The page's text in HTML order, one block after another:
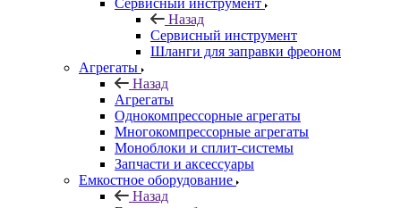
Сервисный инструмент
Назад
Сервисный инструмент
Шланги для заправки фреоном
Агрегаты
Назад
Агрегаты
Однокомпрессорные агрегаты
Многокомпрессорные агрегаты
Моноблоки и сплит-системы
Запчасти и аксессуары
Емкостное оборудование
Назад